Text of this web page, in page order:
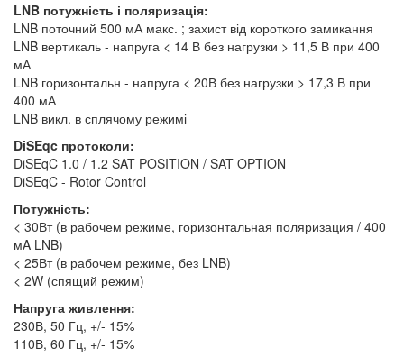
LNB потужність і поляризація:
LNB поточний 500 мА макс. ; захист від короткого замикання
LNB вертикаль - напруга < 14 В без нагрузки > 11,5 В при 400
мА
LNB горизонтальн - напруга < 20В без нагрузки > 17,3 В при
400 мА
LNB викл. в сплячому режимі
DiSEqc протоколи:
DiSEqC 1.0 / 1.2 SAT POSITION / SAT OPTION
DiSEqC - Rotor Control
Потужність:
< 30Вт (в рабочем режиме, горизонтальная поляризация / 400
мA LNB)
< 25Вт (в рабочем режиме, без LNB)
< 2W (спящий режим)
Напруга живлення:
230В, 50 Гц, +/- 15%
110В, 60 Гц, +/- 15%